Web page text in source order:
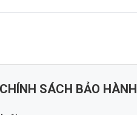
CHÍNH SÁCH BẢO HÀNH